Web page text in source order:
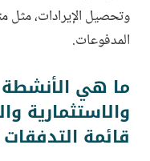
وتحصيل الإيرادات، مثل
المدفوعات.
ما هي الأنشطة
والاستثمارية
قائمة التدفقات